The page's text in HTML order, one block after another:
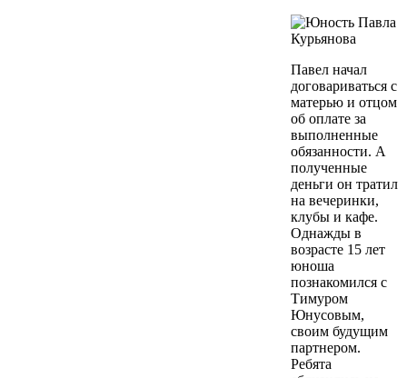
Павел начал
договариваться с
матерью и отцом
об оплате за
выполненные
обязанности. А
полученные
деньги он тратил
на вечеринки,
клубы и кафе.
Однажды в
возрасте 15 лет
юноша
познакомился с
Тимуром
Юнусовым,
своим будущим
партнером.
Ребята